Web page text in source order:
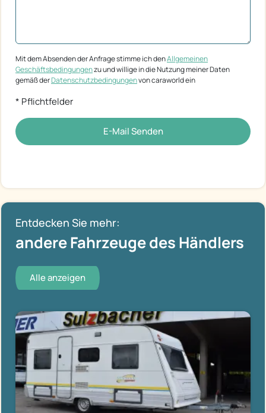
Mit dem Absenden der Anfrage stimme ich denAllgemeinen
Geschäftsbedingungenzu und willige in die Nutzung meiner Daten
gemäß derDatenschutzbedingungenvon caraworld ein
* Pflichtfelder
E-Mail Senden
Entdecken Sie mehr:
andere Fahrzeuge des Händlers
Alle anzeigen